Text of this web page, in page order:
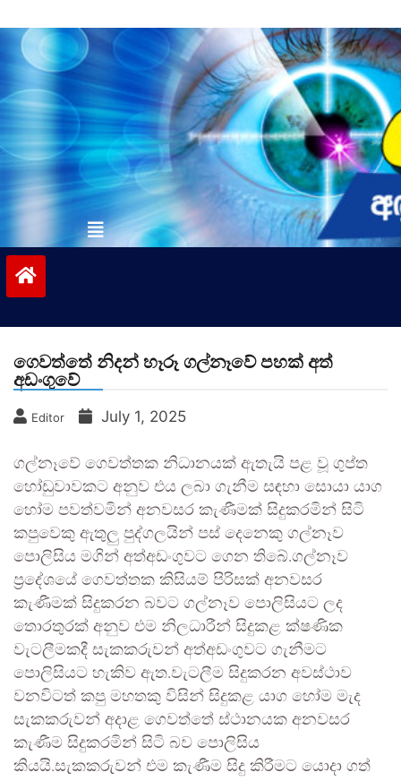
to
contentvinivida.lk
ගෙවත්තේ නිදන් හෑරූ ගල්නෑවේ පහක් අත්
අඩංගුවේ
Editor July 1, 2025
ගල්නෑවේ ගෙවත්තක නිධානයක් ඇතැයි පළ වූ ගුප්ත
හෝඩුවාවකට අනුව එය ලබා ගැනීම සඳහා සොයා යාග
හෝම පවත්වමින් අනවසර කැණීමක් සිදුකරමින් සිටි
කපුවෙකු ඇතුලු පුද්ගලයින් පස් දෙනෙකු ගල්නෑව
පොලිසිය මගින් අත්අඩංගුවට ගෙන තිබේ.ගල්නෑව
ප්‍රදේශයේ ගෙවත්තක කිසියම් පිරිසක් අනවසර
කැණීමක් සිදුකරන බවට ගල්නෑව පොලිසියට ලද
තොරතුරක් අනුව එම නිලධාරීන් සිදුකළ ක්ෂණික
වැටලීමකදී සැකකරුවන් අත්අඩංගුවට ගැනීමට
පොලිසියට හැකිව ඇත.වැටලීම සිදුකරන අවස්ථාව
වනවිටත් කපු මහතකු විසින් සිදුකළ යාග හෝම මැද
සැකකරුවන් අදාළ ගෙවත්තේ ස්ථානයක අනවසර
කැණීම සිදුකරමින් සිටි බව පොලිසිය
කියයි.සැකකරුවන් එම කැණීම සිදු කිරීමට යොදා ගත්